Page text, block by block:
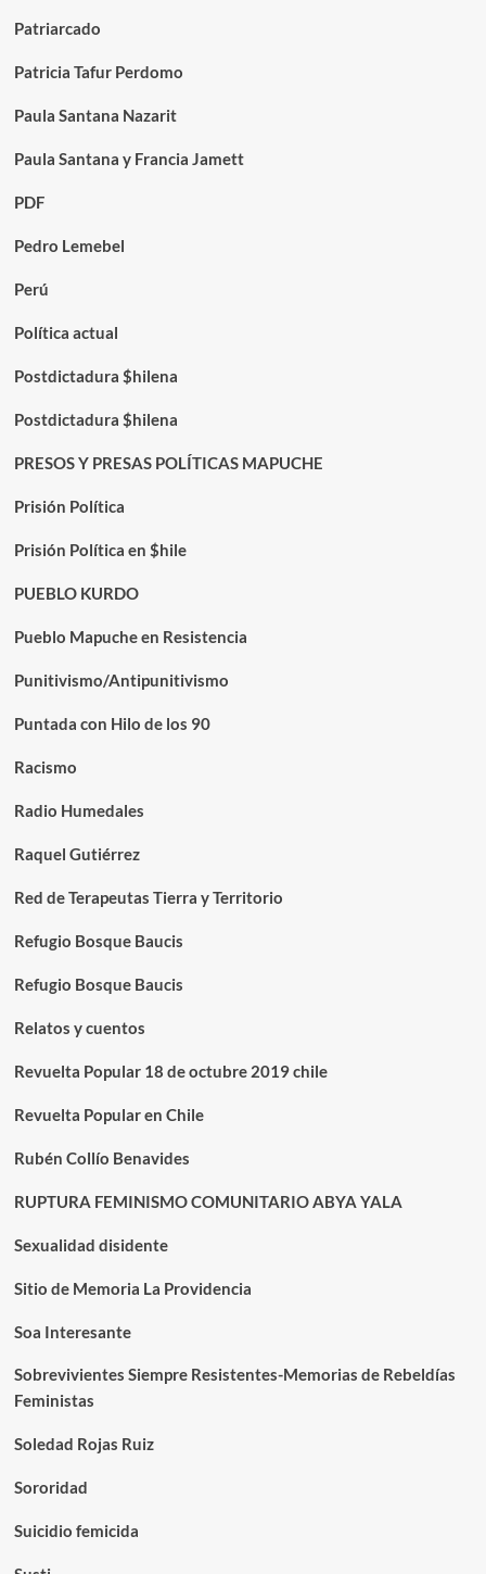
Patriarcado
Patricia Tafur Perdomo
Paula Santana Nazarit
Paula Santana y Francia Jamett
PDF
Pedro Lemebel
Perú
Política actual
Postdictadura $hilena
Postdictadura $hilena
PRESOS Y PRESAS POLÍTICAS MAPUCHE
Prisión Política
Prisión Política en $hile
PUEBLO KURDO
Pueblo Mapuche en Resistencia
Punitivismo/Antipunitivismo
Puntada con Hilo de los 90
Racismo
Radio Humedales
Raquel Gutiérrez
Red de Terapeutas Tierra y Territorio
Refugio Bosque Baucis
Refugio Bosque Baucis
Relatos y cuentos
Revuelta Popular 18 de octubre 2019 chile
Revuelta Popular en Chile
Rubén Collío Benavides
RUPTURA FEMINISMO COMUNITARIO ABYA YALA
Sexualidad disidente
Sitio de Memoria La Providencia
Soa Interesante
Sobrevivientes Siempre Resistentes-Memorias de Rebeldías
Feministas
Soledad Rojas Ruiz
Sororidad
Suicidio femicida